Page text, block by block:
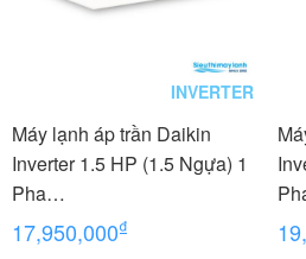
INVERTER
Máy lạnh áp trần Daikin
Inverter 1.5 HP (1.5 Ngựa) 1
Pha
FHFC40EV1/RZFC40EVM+
BRC2E61
17,950,000₫